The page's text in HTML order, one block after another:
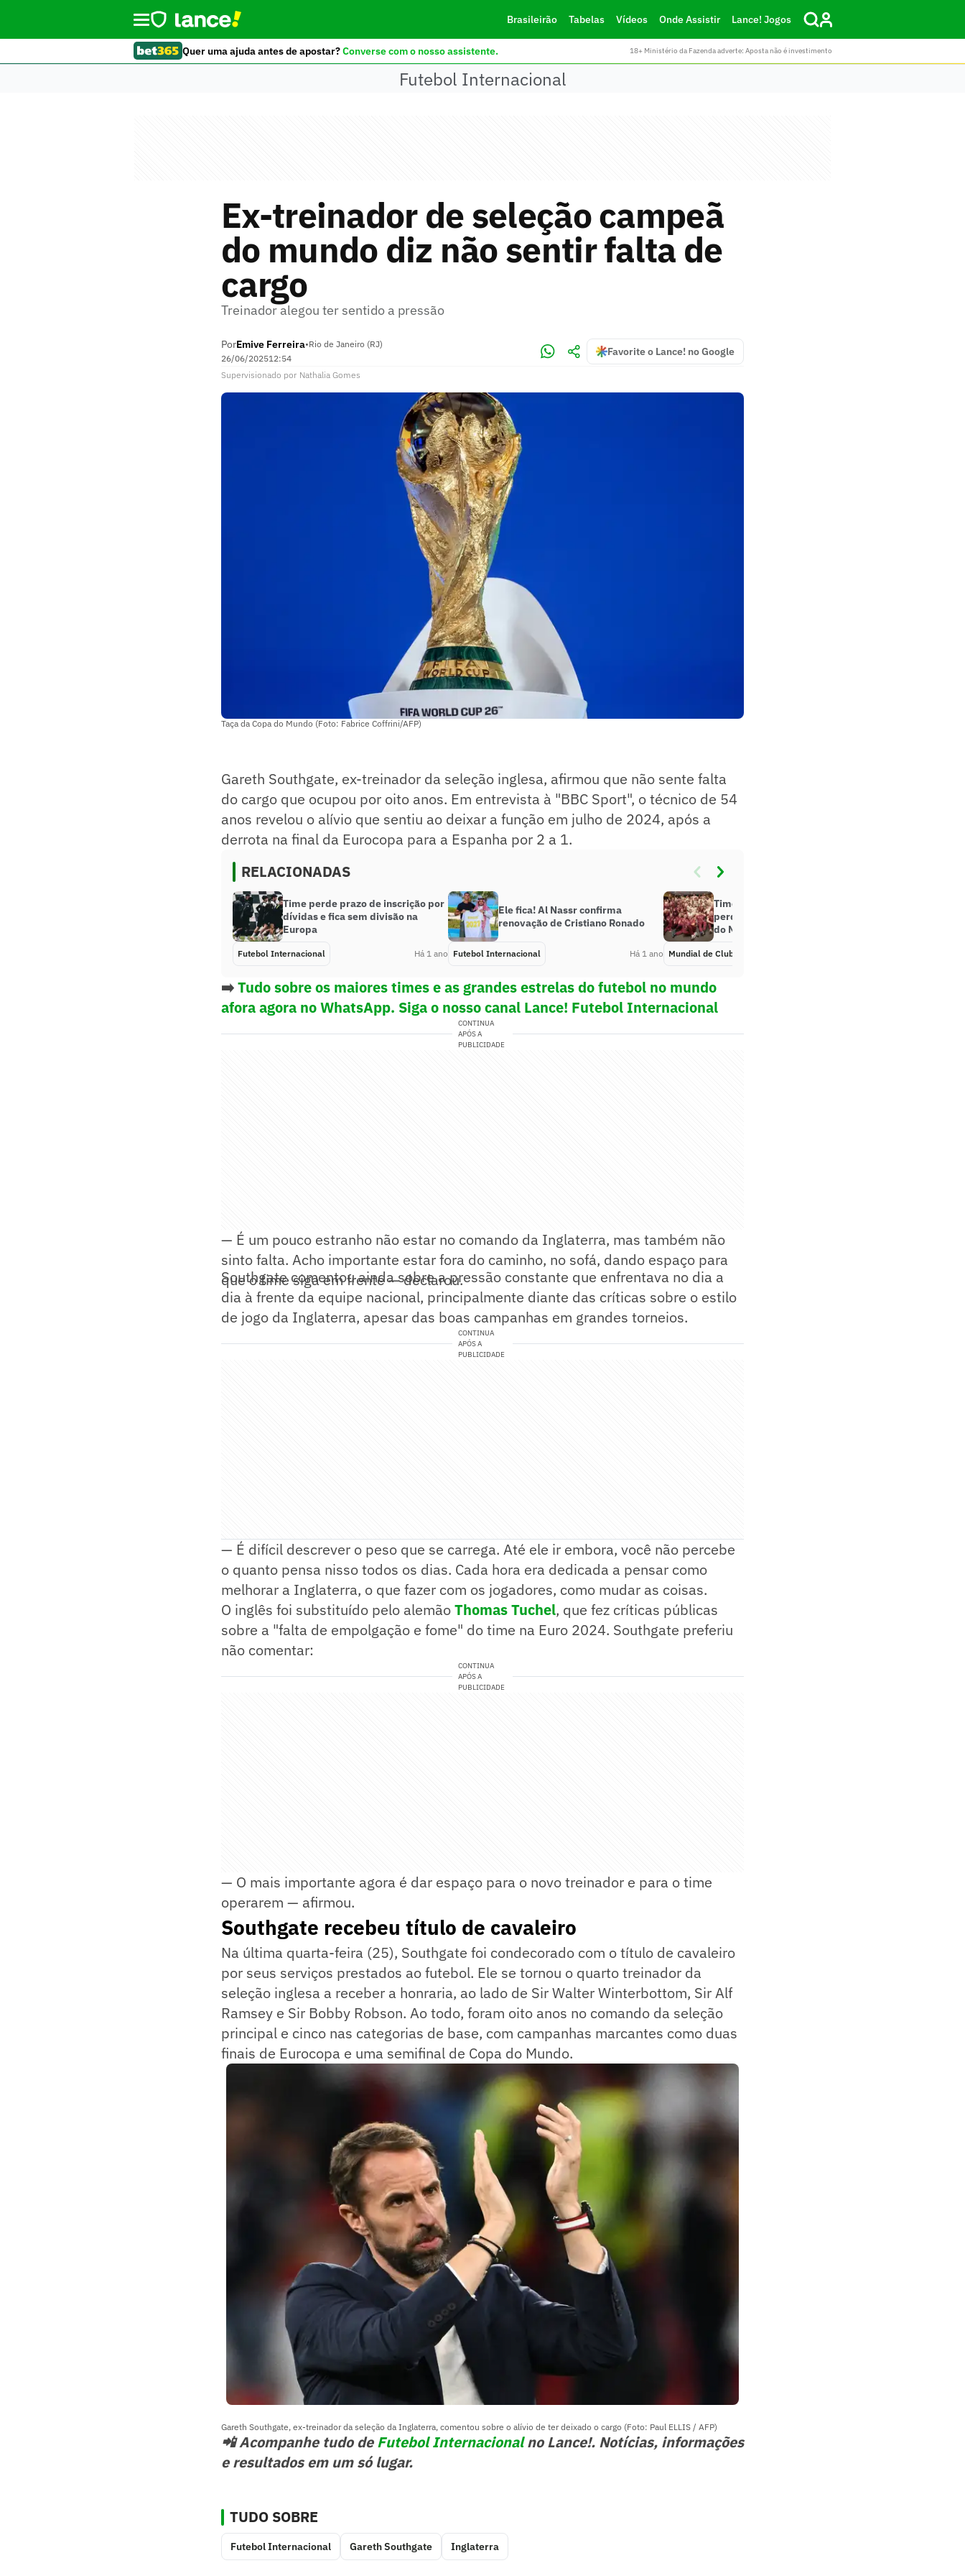
Brasileirão Tabelas Vídeos Onde Assistir Lance! Jogos
Quer uma ajuda antes de apostar?Converse com o nosso assistente. 18+ Ministério da Fazenda adverte: Aposta não é investimento
Futebol Internacional
Ex-treinador de seleção campeã
do mundo diz não sentir falta de
cargo
Treinador alegou ter sentido a pressão
PorEmive Ferreira•Rio de Janeiro (RJ)
26/06/202512:54
Favorite o Lance! no Google
Supervisionado por Nathalia Gomes
Taça da Copa do Mundo (Foto: Fabrice Coffrini/AFP)
Gareth Southgate, ex-treinador da seleção inglesa, afirmou que não sente falta
do cargo que ocupou por oito anos. Em entrevista à "BBC Sport", o técnico de 54
anos revelou o alívio que sentiu ao deixar a função em julho de 2024, após a
derrota na final da Eurocopa para a Espanha por 2 a 1.
RELACIONADAS
Time perde prazo de inscrição por
dívidas e fica sem divisão na
Europa
Futebol Internacional Há 1 ano
Ele fica! Al Nassr confirma
renovação de Cristiano Ronado
Futebol Internacional Há 1 ano
Time adversário do Fluminense
perde dois titulares para os jogos
do Mundial de Clubes
Mundial de Clubes
➡️Tudo sobre os maiores times e as grandes estrelas do futebol no mundo
afora agora no WhatsApp. Siga o nosso canal Lance! Futebol Internacional
CONTINUA
APÓS A
PUBLICIDADE
— É um pouco estranho não estar no comando da Inglaterra, mas também não
sinto falta. Acho importante estar fora do caminho, no sofá, dando espaço para
que o time siga em frente — declarou.
Southgate comentou ainda sobre a pressão constante que enfrentava no dia a
dia à frente da equipe nacional, principalmente diante das críticas sobre o estilo
de jogo da Inglaterra, apesar das boas campanhas em grandes torneios.
CONTINUA
APÓS A
PUBLICIDADE
— É difícil descrever o peso que se carrega. Até ele ir embora, você não percebe
o quanto pensa nisso todos os dias. Cada hora era dedicada a pensar como
melhorar a Inglaterra, o que fazer com os jogadores, como mudar as coisas.
O inglês foi substituído pelo alemãoThomas Tuchel, que fez críticas públicas
sobre a "falta de empolgação e fome" do time na Euro 2024. Southgate preferiu
não comentar:
CONTINUA
APÓS A
PUBLICIDADE
— O mais importante agora é dar espaço para o novo treinador e para o time
operarem — afirmou.
Southgate recebeu título de cavaleiro
Na última quarta-feira (25), Southgate foi condecorado com o título de cavaleiro
por seus serviços prestados ao futebol. Ele se tornou o quarto treinador da
seleção inglesa a receber a honraria, ao lado de Sir Walter Winterbottom, Sir Alf
Ramsey e Sir Bobby Robson. Ao todo, foram oito anos no comando da seleção
principal e cinco nas categorias de base, com campanhas marcantes como duas
finais de Eurocopa e uma semifinal de Copa do Mundo.
Gareth Southgate, ex-treinador da seleção da Inglaterra, comentou sobre o alívio de ter deixado o cargo (Foto: Paul ELLIS / AFP)
📲 Acompanhe tudo deFutebol Internacionalno Lance!. Notícias, informações
e resultados em um só lugar.
TUDO SOBRE
Futebol Internacional Gareth Southgate Inglaterra